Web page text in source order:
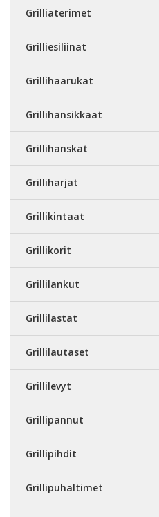
Grilliaterimet
Grilliesiliinat
Grillihaarukat
Grillihansikkaat
Grillihanskat
Grilliharjat
Grillikintaat
Grillikorit
Grillilankut
Grillilastat
Grillilautaset
Grillilevyt
Grillipannut
Grillipihdit
Grillipuhaltimet